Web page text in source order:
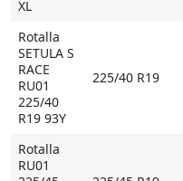
XL
Rotalla
SETULA S
RACE
RU01
225/40
R19 93Y
225/40 R19
Rotalla
RU01